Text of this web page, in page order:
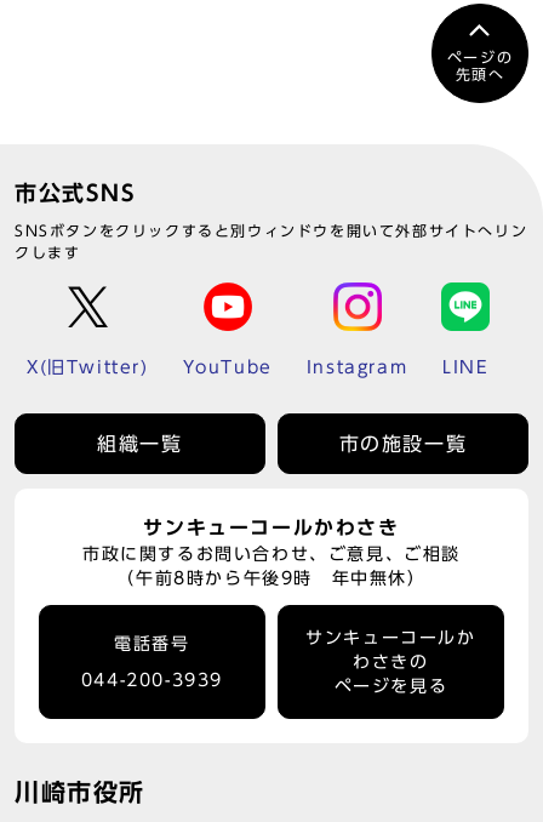
ページの
先頭へ
市公式SNS
SNSボタンをクリックすると別ウィンドウを開いて外部サイトへリン
クします
X(旧Twitter) YouTube Instagram LINE
組織一覧 市の施設一覧
サンキューコールかわさき
市政に関するお問い合わせ、ご意見、ご相談
（午前8時から午後9時 年中無休）
電話番号
044-200-3939
サンキューコールか
わさきの
ページを見る
川崎市役所